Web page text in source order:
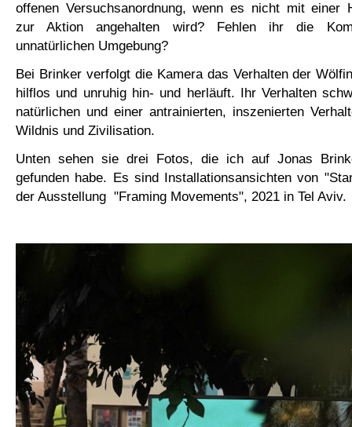
offenen Versuchsanordnung, wenn es nicht mit einer
zur Aktion angehalten wird? Fehlen ihr die
unnatürlichen Umgebung?
Bei Brinker verfolgt die Kamera das Verhalten der
hilflos und unruhig hin- und herläuft. Ihr Verhalten
natürlichen und einer antrainierten, inszenierten
Wildnis und Zivilisation.
Unten sehen sie drei Fotos, die ich auf Jonas
gefunden habe. Es sind Installationsansichten von
der Ausstellung "Framing Movements", 2021 in Tel Aviv.